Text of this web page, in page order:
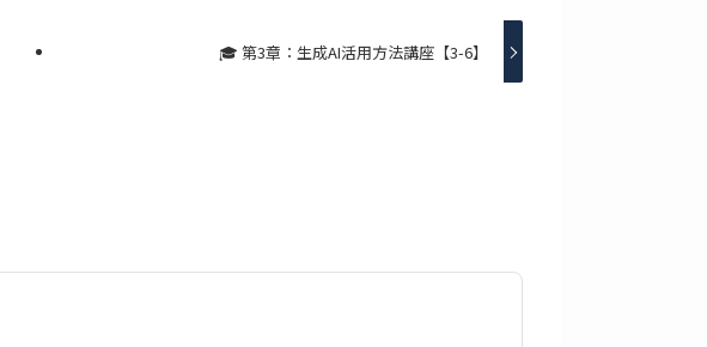
🎓 第3章：生成AI活用方法講座【3-6】